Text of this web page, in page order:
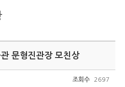
문형진관장 모친상
조회수 2697